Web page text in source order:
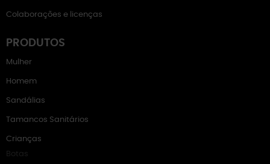
Colaborações e licenças
PRODUTOS
Mulher
Homem
Sandálias
Tamancos Sanitários
Crianças
Botas